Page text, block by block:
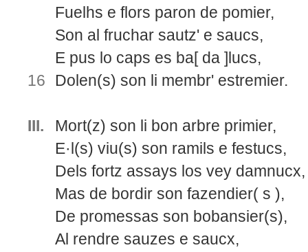
16
Fuelhs e flors paron de pomier,
Son al fruchar sautz' e saucs,
E pus lo caps es ba[ da ]lucs,
Dolen(s) son li membr' estremier.
III.
Mort(z) son li bon arbre primier,
E·l(s) viu(s) son ramils e festucs,
Dels fortz assays los vey damnucx,
Mas de bordir son fazendier( s ),
De promessas son bobansier(s),
Al rendre sauzes e saucx,